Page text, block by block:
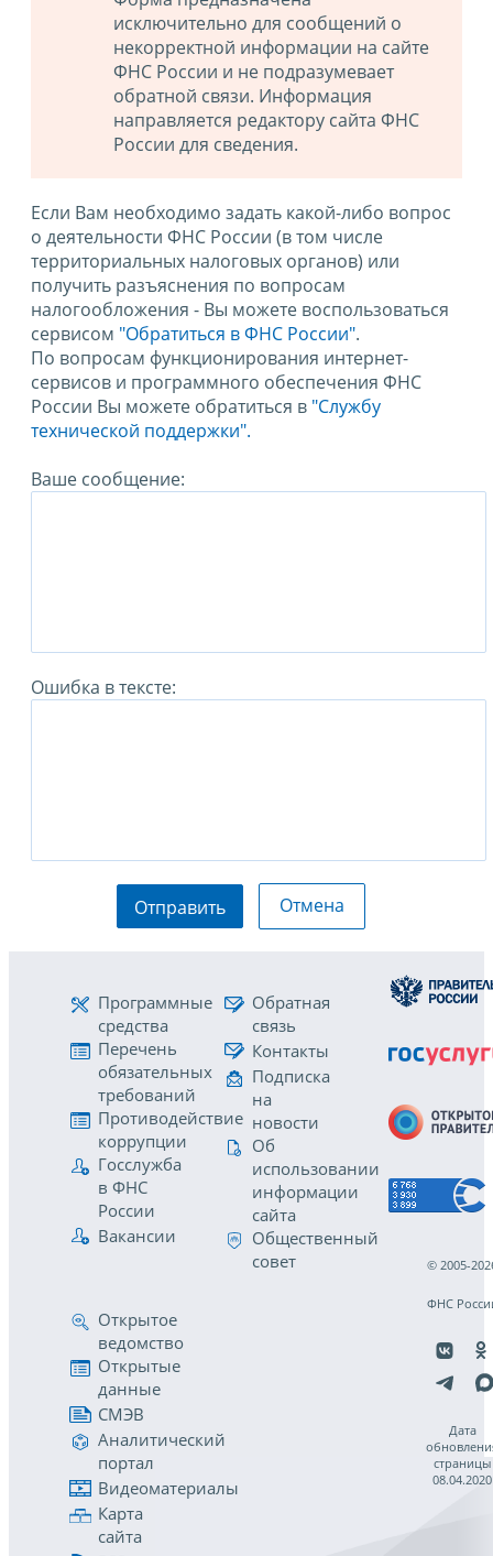
исключительно для сообщений о
некорректной информации на сайте
ФНС России и не подразумевает
обратной связи. Информация
направляется редактору сайта ФНС
России для сведения.
Если Вам необходимо задать какой-либо вопрос
о деятельности ФНС России (в том числе
территориальных налоговых органов) или
получить разъяснения по вопросам
налогообложения - Вы можете воспользоваться
сервисом "Обратиться в ФНС России".
По вопросам функционирования интернет-
сервисов и программного обеспечения ФНС
России Вы можете обратиться в "Службу
технической поддержки".
Ваше сообщение:
Ошибка в тексте:
Отправить Отмена
Программные
средства
Перечень
обязательных
требований
Противодействие
коррупции
Госслужба
в ФНС
России
Вакансии
Обратная
связь
Контакты
Подписка
на
новости
Об
использовании
информации
сайта
Общественный
совет
Открытое
ведомство
Открытые
данные
СМЭВ
Аналитический
портал
Видеоматериалы
Карта
сайта
© 2005-
ФНС
Дата
страницы
08.04.2020